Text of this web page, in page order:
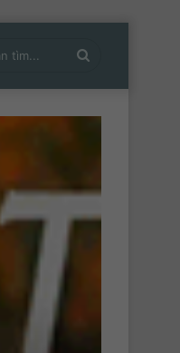
nội
dung